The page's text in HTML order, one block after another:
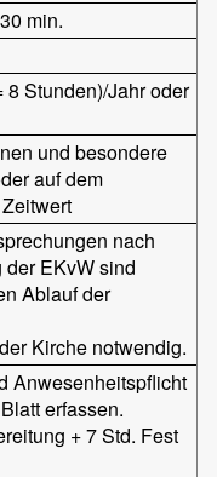
min.
Stunden)/Jahr oder
und besondere
auf dem
nach
EKvW sind
Ablauf der
Kirche notwendig.
Anwesenheitspflicht
erfassen.
+ 7 Std. Fest